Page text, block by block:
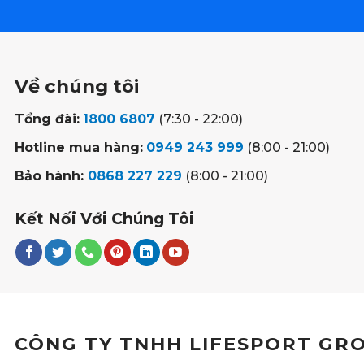
Về chúng tôi
Tổng đài: 1800 6807 (7:30 - 22:00)
Hotline mua hàng: 0949 243 999 (8:00 - 21:00)
Bảo hành: 0868 227 229 (8:00 - 21:00)
Kết Nối Với Chúng Tôi
CÔNG TY TNHH LIFESPORT